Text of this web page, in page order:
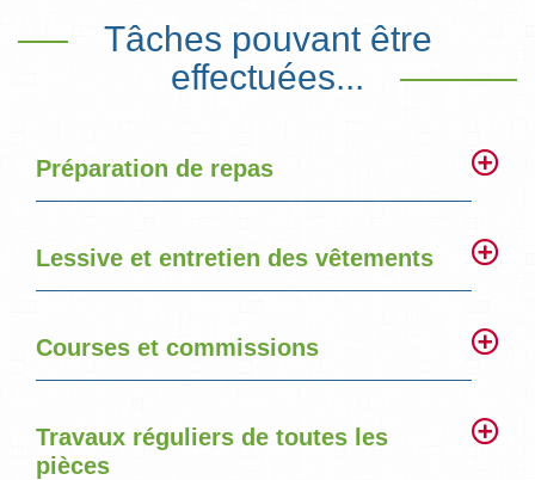
Tâches pouvant être
effectuées...
Préparation de repas
Lessive et entretien des vêtements
Courses et commissions
Travaux réguliers de toutes les
pièces